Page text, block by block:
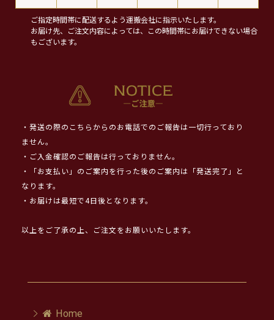
ご指定時間帯に配送するよう運搬会社に指示いたします。
お届け先、ご注文内容によっては、この時間帯にお届けできない場合
もございます。
・発送の際のこちらからのお電話でのご報告は一切行っており
ません。
・ご入金確認のご報告は行っておりません。
・「お支払い」のご案内を行った後のご案内は「発送完了」と
なります。
・お届けは最短で4日後となります。
以上をご了承の上、ご注文をお願いいたします。
Home